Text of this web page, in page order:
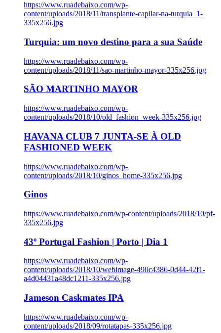
https://www.ruadebaixo.com/wp-
content/uploads/2018/11/transplante-capilar-na-turquia_1-
335x256.jpg
Turquia: um novo destino para a sua Saúde
https://www.ruadebaixo.com/wp-
content/uploads/2018/11/sao-martinho-mayor-335x256.jpg
SÃO MARTINHO MAYOR
https://www.ruadebaixo.com/wp-
content/uploads/2018/10/old_fashion_week-335x256.jpg
HAVANA CLUB 7 JUNTA-SE À OLD
FASHIONED WEEK
https://www.ruadebaixo.com/wp-
content/uploads/2018/10/ginos_home-335x256.jpg
Ginos
https://www.ruadebaixo.com/wp-content/uploads/2018/10/pf-
335x256.jpg
43º Portugal Fashion | Porto | Dia 1
https://www.ruadebaixo.com/wp-
content/uploads/2018/10/webimage-490c4386-0d44-42f1-
a4d04431a48dc1211-335x256.jpg
Jameson Caskmates IPA
https://www.ruadebaixo.com/wp-
content/uploads/2018/09/rotatapas-335x256.jpg